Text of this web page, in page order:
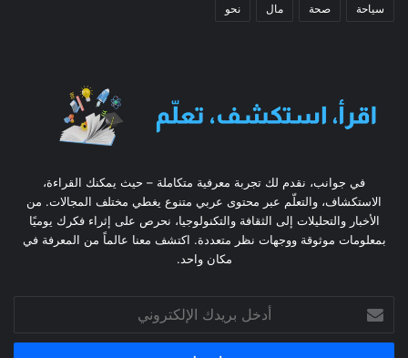
سياحة صحة مال نحو
في جوانب، نقدم لك تجربة معرفية متكاملة – حيث يمكنك القراءة،
الاستكشاف، والتعلّم عبر محتوى عربي متنوع يغطي مختلف المجالات. من
الأخبار والتحليلات إلى الثقافة والتكنولوجيا، نحرص على إثراء فكرك يوميًا
بمعلومات موثوقة ووجهات نظر متعددة. اكتشف معنا عالماً من المعرفة في
مكان واحد.
بريدك
الإلكتروني